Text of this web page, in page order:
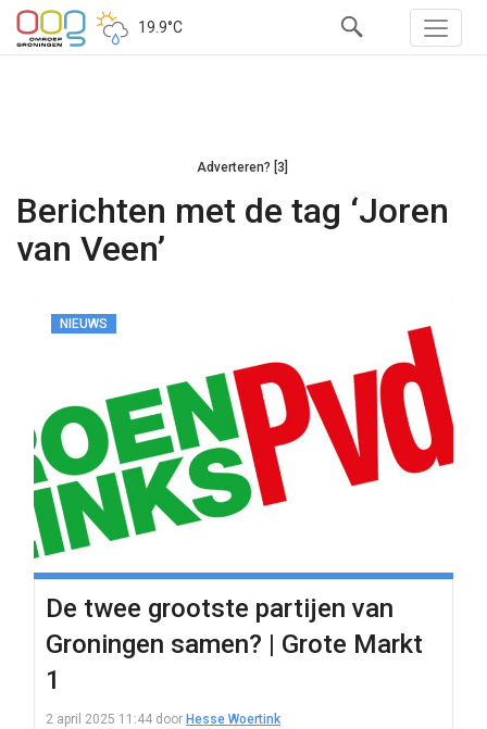
19.9°C
Adverteren? [3]
Berichten met de tag ‘Joren
van Veen’
NIEUWS
De twee grootste partijen van
Groningen samen? | Grote Markt
1
2 april 2025 11:44 door Hesse Woertink